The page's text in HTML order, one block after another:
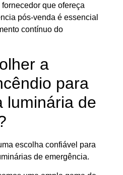
que ofereça
pós-venda é essencial
contínuo do
a
para
luminária de
escolha confiável para
de emergência.